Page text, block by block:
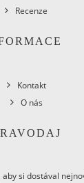
Recenze
Kontakt
O nás
si dostával